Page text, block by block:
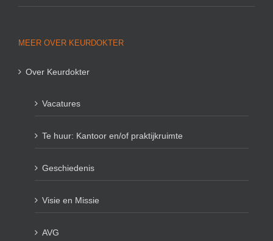
MEER OVER KEURDOKTER
Over Keurdokter
Vacatures
Te huur: Kantoor en/of praktijkruimte
Geschiedenis
Visie en Missie
AVG